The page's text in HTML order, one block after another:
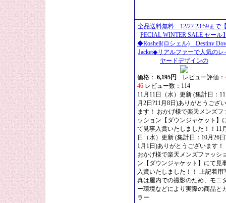
全品送料無料 12/27 23:59まで
PECIAL WINTER SALE セール
◆Roshell(ロシェル) Destiny
Jacket◆リアルファーで人気のレ
ヤードデザインの
価格： 6,195円 レビュー評価：
46 レビュー数：114
11月11日（水）更新 (集計日：11
月2日?11月8日)ありがとうござい
ます！ おかげ様で楽天メンズフ
ッション【ダウンジャケット】
て見事入賞いたしました！！11
日（水）更新 (集計日：10月26日
1月1日)ありがとうございます！
おかげ様で楽天メンズファッシ
ン【ダウンジャケット】にて見
入賞いたしました！！ 上記着用
真は屋内での撮影のため、モニ
ー環境などにより実際の商品と
ラー